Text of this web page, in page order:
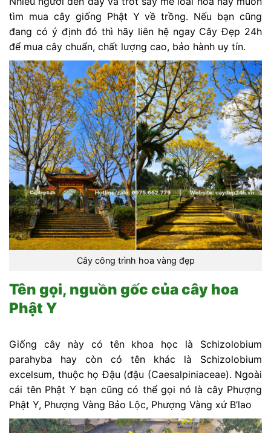
tìm mua cây giống Phật Y về trồng. Nếu bạn cũng
đang có ý định đó thì hãy liên hệ ngay Cây Đẹp 24h
để mua cây chuẩn, chất lượng cao, bảo hành uy tín.
Cây công trình hoa vàng đẹp
Tên gọi, nguồn gốc của cây hoa
Phật Y
Giống cây này có tên khoa học là Schizolobium
parahyba hay còn có tên khác là Schizolobium
excelsum, thuộc họ Đậu (đậu (Caesalpiniaceae). Ngoài
cái tên Phật Y bạn cũng có thể gọi nó là cây Phượng
Phật Y, Phượng Vàng Bảo Lộc, Phượng Vàng xứ B’lao